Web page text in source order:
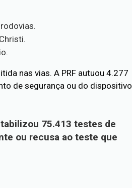
nas vias. A PRF autuou 4.277
de segurança ou do dispositivo
75.413 testes de
ou recusa ao teste que